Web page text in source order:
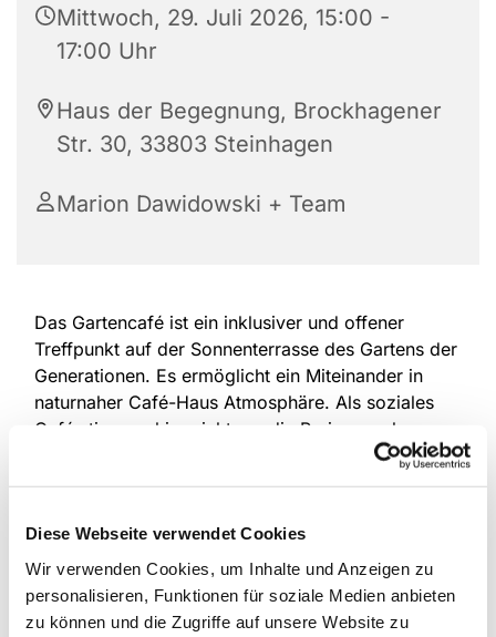
Diese Webseite verwendet Cookies
Wir verwenden Cookies, um Inhalte und Anzeigen zu
personalisieren, Funktionen für soziale Medien anbieten
zu können und die Zugriffe auf unsere Website zu
Mittwoch, 29. Juli 2026, 15:00 -
17:00 Uhr
Haus der Begegnung, Brockhagener
Str. 30, 33803 Steinhagen
Marion Dawidowski + Team
Das Gartencafé ist ein inklusiver und offener
Treffpunkt auf der Sonnenterrasse des Gartens der
Generationen. Es ermöglicht ein Miteinander in
naturnaher Café-Haus Atmosphäre. Als soziales
Café stimmen hier nicht nur die Preise, auch
Spielangebote wie Groß-Schach, ein Spielplatz mit
Trampolin, Rutsche und eine Generationenschaukel
Diakonie RWL unterstützt. Herzlichen Dank! Bei
kaltem oder schlechtem Wetter findet das Café in
den Räumen vom Haus der Begegnung statt. Wir
freuen uns auf Sie!